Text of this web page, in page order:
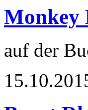
Monkey
auf der